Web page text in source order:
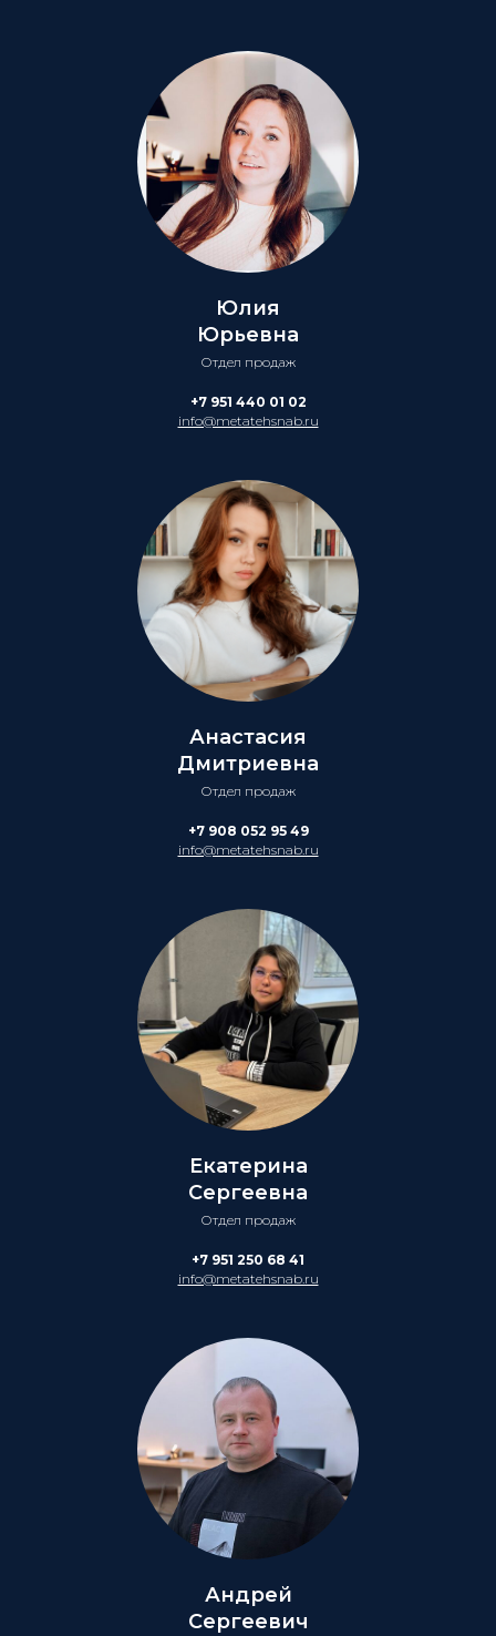
Юлия
Юрьевна
Отдел продаж
+7 951 440 01 02
info@metatehsnab.ru
Анастасия
Дмитриевна
Отдел продаж
+7 908 052 95 49
info@metatehsnab.ru
Екатерина
Сергеевна
Отдел продаж
+7 951 250 68 41
info@metatehsnab.ru
Андрей
Сергеевич